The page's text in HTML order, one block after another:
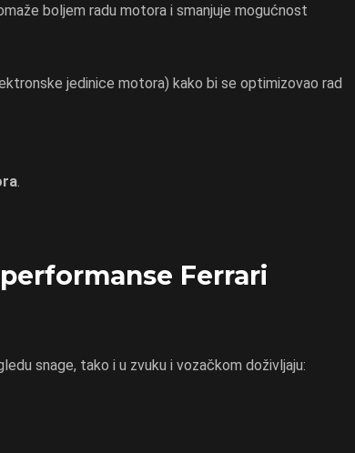
boljem radu motora i smanjuje mogućnost
jedinice motora) kako bi se optimizovao rad
.
Ferrari
snage, tako i u zvuku i vozačkom doživljaju: